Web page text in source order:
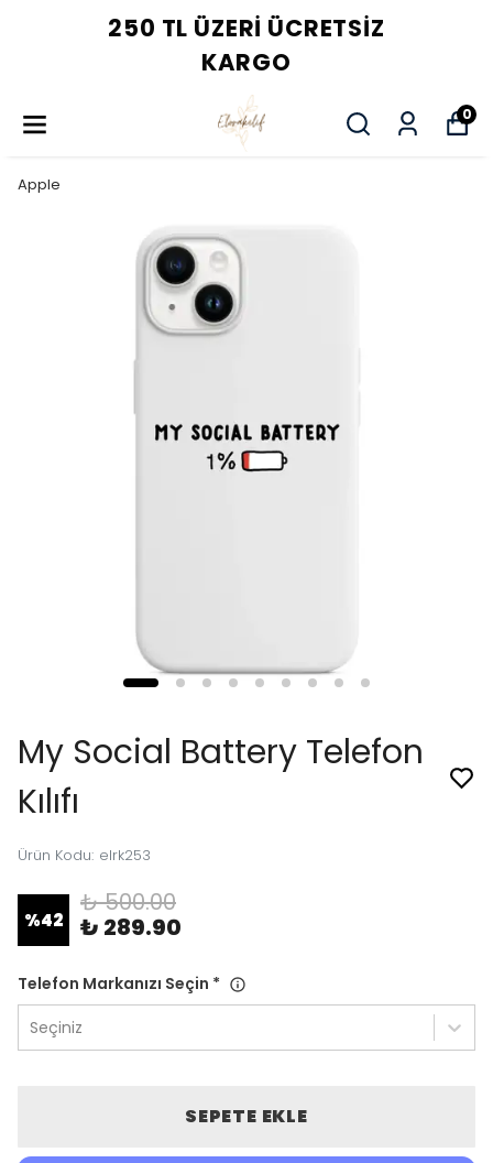
250 TL ÜZERI ÜCRETSIZ
KARGO
0
Apple
My Social Battery Telefon
Kılıfı
Ürün Kodu: elrk253
%42
₺ 500.00
₺ 289.90
Telefon Markanızı Seçin *
Seçiniz
SEPETE EKLE